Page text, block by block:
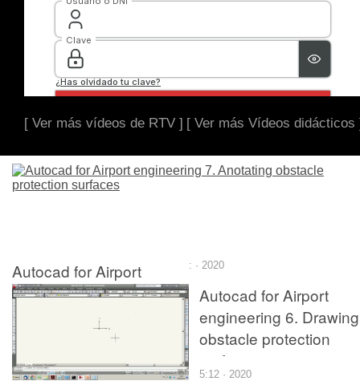
[ Ver más vídeos de RTV ] [ Ver más Vídeos didácticos
Autocad for Airport
engineering 7. Anotating
obstacle protection
surfaces
: · 2020
Autocad for Airport
engineering 6. Drawing
obstacle protection
surfaces
5:12 · 2020